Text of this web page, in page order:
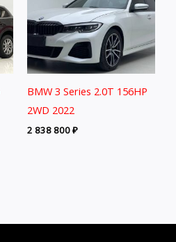
BMW 3 Series 2.0T 156HP
2WD 2022
2 838 800₽